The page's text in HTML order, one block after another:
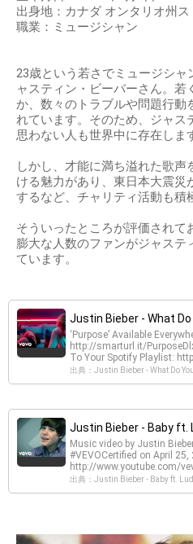
出身地：カナダ オンタリオ州
職業：ミュージシャン
23歳という若さでミュージシ
ャスティン・ビーバーさん。若
か、数々のトラブルや問題行動
れています。そのため、ジャス
思わない人も世界中に存在しま
しかし、才能に満ち溢れた歌
ける魅力があり、東日本大震災
するなど、チャリティ活動も積
そういったところが評価されて
膨大な人数のファンがジャステ
ています。
Justin Bieber - What
‘Purpose’ Available
http://smarturl.it/
To Your Spotify Playlist:
出典：Justin Bieber - What Do
Justin Bieber - Baby ft.
Music video by Justin
#VEVOCertified on April 25,
http://www.youtube.com/
出典：Justin Bieber - Baby ft.